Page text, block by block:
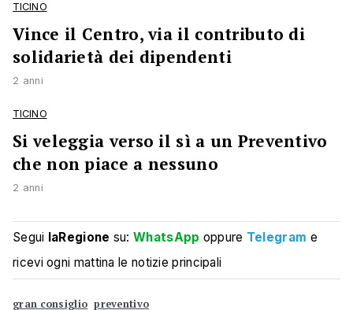
TICINO
Vince il Centro, via il contributo di
solidarietà dei dipendenti
2 anni
TICINO
Si veleggia verso il sì a un Preventivo
che non piace a nessuno
2 anni
Segui laRegione su:WhatsApp oppure Telegram e
ricevi ogni mattina le notizie principali
gran consiglio preventivo